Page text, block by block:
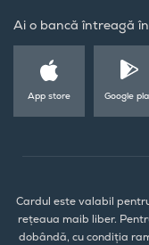
Ai o bancă întreagă
App store Google
Cardul este valabil
rețeaua maib liber.
dobândă, cu condiția